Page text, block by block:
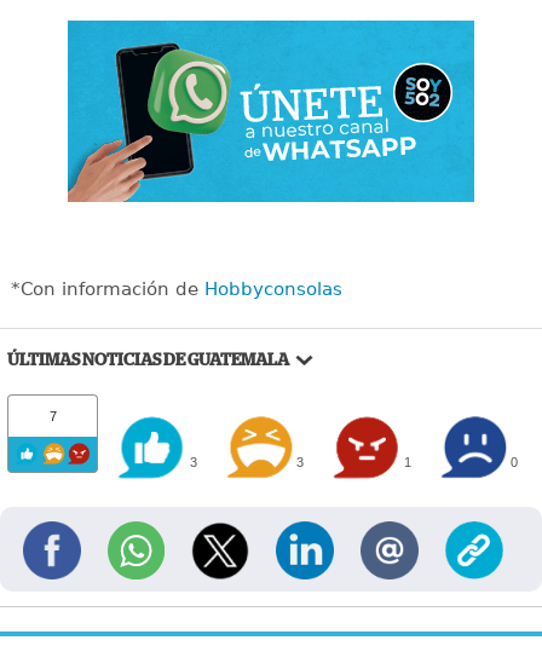
*Con información de Hobbyconsolas
ÚLTIMAS NOTICIAS DE GUATEMALA
7
3 3 1 0